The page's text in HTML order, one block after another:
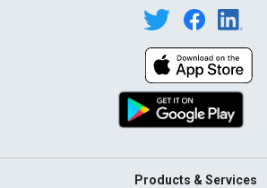
Products & Services